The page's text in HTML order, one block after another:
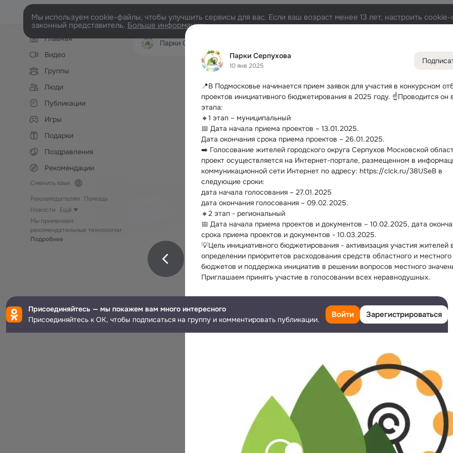
Парки Серпухова
10 янв 2025
📍В Подмосковье начинается прием заявок для участия в конкурсном
проектов инициативного бюджетирования в 2025 году. ☝️Проводится он
этапа:
🔸1 этап – муниципальный
📅 Дата начала приема проектов – 13.01.2025.
Дата окончания срока приема проектов – 26.01.2025.
➡️ Голосование жителей городского округа Серпухов Московской
проект осуществляется на Интернет-портале, размещенном в
коммуникационной сети Интернет по адресу: https://clck.ru/38USeB в
следующие сроки:
дата начала голосования – 27.01.2025
дата окончания голосования – 09.02.2025.
🔸2 этап - региональный
📅 Дата начала приема проектов и документов – 10.02.2025, дата
срока приема проектов и документов - 10.03.2025.
💡Цель инициативного бюджетирования - активизация участия жителей
определении приоритетов расходования средств областного и местного
бюджетов и поддержка инициатив в решении вопросов местного
Приглашаем принять участие в голосовании всех неравнодушных.
Мы используем cookie-файлы, чтобы улучшить сервисы для вас. Если ваш возраст менее 13 лет, настроить
законный представитель. Больше информации
Левая
колонкаГлавная
Видео
Группы
Люди
Публикации
Игры
Подарки
Поздравления
Рекомендации
Сменить язык
Рекламодателям Помощь
Новости
Ещё
Мы применяем
рекомендательные технологии
Подробнее
Парки Серпухова
Присоединяйтесь — мы покажем вам много интересного
Присоединяйтесь к ОК, чтобы подписаться на группу и комментировать публикации.
Войти Зарегистрироваться